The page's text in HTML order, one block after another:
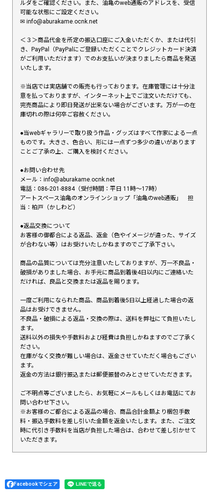
ルダをご確認ください。また、油亀のweb通販のアドレスを、受信
可能な状態にご設定ください。
✉︎ info@aburakame.ocnk.net
＜３＞商品代金を所定の振込口座にご入金いただくか、または代引
き、PayPal（PayPalにご登録いただくことでクレジットカード決済
がご利用いただけます）でのお支払いが決まりましたら商品を発送
いたします。
※当店では実店舗での販売も行っております。在庫管理には十分注
意を払っておりますが、インターネット上でご注文いただけても、
完売商品により即日発送が出来ない場合がございます。万が一の在
庫切れの際は何卒ご容赦ください。
●当webギャラリーで取り扱う作品・グッズはすべて作家による一点
ものです。大きさ、色合い、形には一点ずつ多少の違いがあります
ことご了承の上、ご購入を検討ください。
●お問い合わせ先
メール：info@aburakame.ocnk.net
電話：086-201-8884（受付時間：平日 11時〜17時）
アートスペース油亀のオンラインショップ「油亀のweb通販」 担
当：柏戸（かしわど）
●返品交換について
お客様の御都合による返品、返金（色やイメージが違った、サイズ
が合わない等）はお受けいたしかねますのでご了承下さい。
商品の品質については充分注意いたしておりますが、万一不良品・
破損がありました場合、お手元に商品到着後4日以内にご連絡いた
だければ、良品と交換または返品を賜ります。
一度ご利用になられた商品、商品到着後5日以上経過した場合の返
品はお受けできません。
不良品・破損による返品・交換の際は、送料を弊社にて負担いたし
ます。
送料以外の損失や手数料および経費は負担しかねますのでご了承く
ださい。
在庫がなく交換が難しい場合は、返金させていただく場合もござい
ます。
返金の方法は銀行振込または郵便振替のみとさせていただきます。
ご不明点等ございましたら、お気軽にメールもしくはお電話にてお
問い合わせ下さい。
※お客様のご都合による返品の場合、商品合計金額より梱包手数
料・振込手数料を差し引いた金額を返金いたします。また、ご注文
時に代引き手数料を当店が負担した場合は、合わせて差し引かせて
いただきます。
Facebookでシェア